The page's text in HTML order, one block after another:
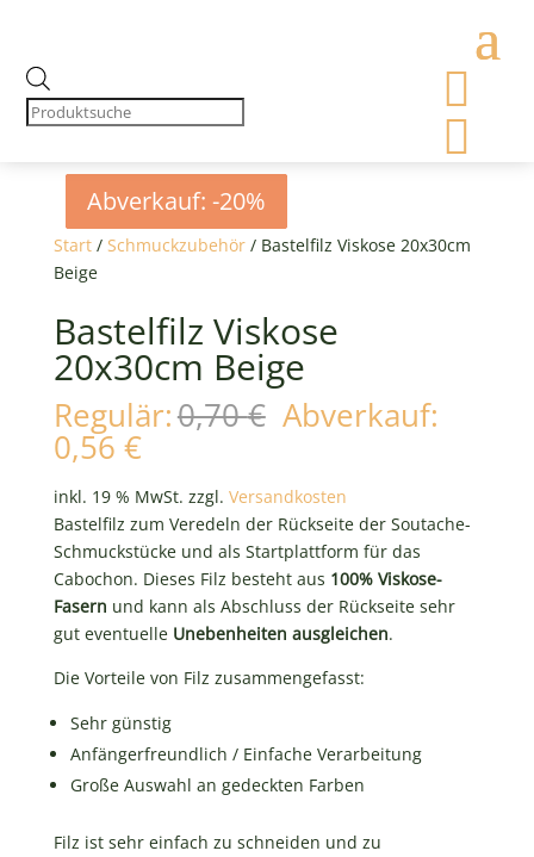
search


Start/ Schmuckzubehör/ Bastelfilz Viskose 20x30cm
Beige
Abverkauf: -20%
Bastelfilz Viskose
20x30cm Beige
Regulär:0,70€ Ursprünglicher
Preis
0,70 €
Abverkauf:
0,56 €Aktueller
Preis
ist:
0,56 €.
inkl. 19 % MwSt. zzgl. Versandkosten
Bastelfilz zum Veredeln der Rückseite der Soutache-
Schmuckstücke und als Startplattform für das
Cabochon. Dieses Filz besteht aus 100% Viskose-
Fasern und kann als Abschluss der Rückseite sehr
gut eventuelle Unebenheiten ausgleichen.
Die Vorteile von Filz zusammengefasst:
Sehr günstig
Anfängerfreundlich / Einfache Verarbeitung
Große Auswahl an gedeckten Farben
Filz ist sehr einfach zu schneiden und zu
Abverkauf: -20%
Abverkauf: -20%
Abverkauf: -20%